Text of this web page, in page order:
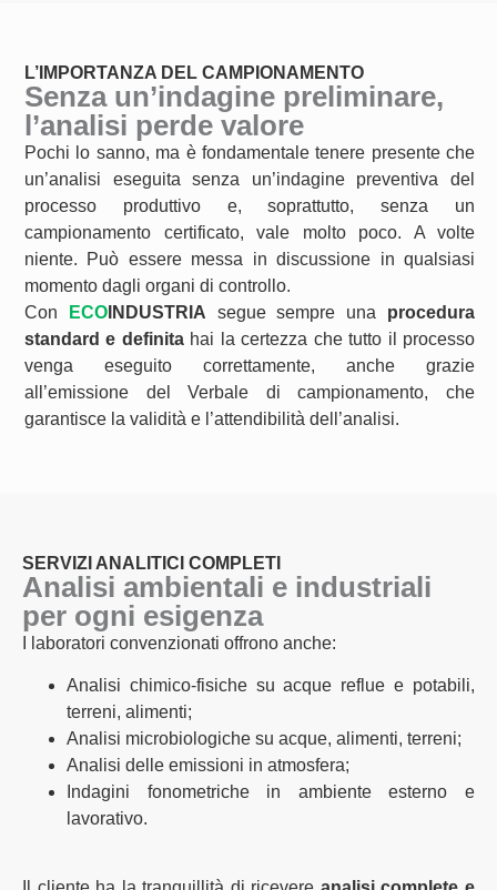
L’IMPORTANZA DEL CAMPIONAMENTO
Senza un’indagine preliminare,
l’analisi perde valore
Pochi lo sanno, ma è fondamentale tenere presente che
un’analisi eseguita senza un’indagine preventiva del
processo produttivo e, soprattutto, senza un
campionamento certificato, vale molto poco. A volte
niente. Può essere messa in discussione in qualsiasi
momento dagli organi di controllo.
Con
ECOINDUSTRIA segue sempre una procedura
standard e definitahai la certezza che tutto il processo
venga eseguito correttamente, anche grazie
all’emissione del Verbale di campionamento, che
garantisce la validità e l’attendibilità dell’analisi.
SERVIZI ANALITICI COMPLETI
Analisi ambientali e industriali
per ogni esigenza
I laboratori convenzionati offrono anche:
Analisi chimico-fisiche su acque reflue e potabili,
terreni, alimenti;
Analisi microbiologiche su acque, alimenti, terreni;
Analisi delle emissioni in atmosfera;
Indagini fonometriche in ambiente esterno e
lavorativo.